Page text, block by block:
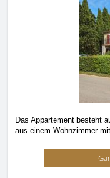
Das Appartement besteht
aus einem Wohnzimmer